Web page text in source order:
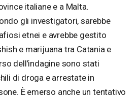
italiane e a Malta.
gli investigatori, sarebbe
etnei e avrebbe gestito
e marijuana tra Catania e
dell’indagine sono stati
di droga e arrestate in
È emerso anche un tentativo